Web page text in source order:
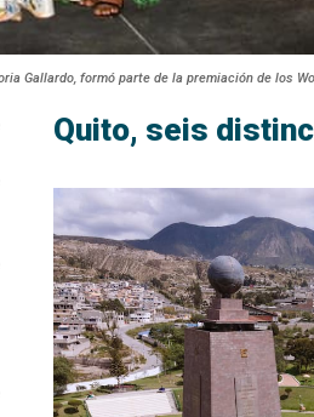
Gallardo, formó parte de la premiación de los
Quito, seis